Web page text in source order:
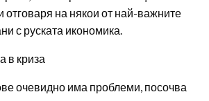
отговаря на някои от най-важните
с руската икономика.
в криза
очевидно има проблеми, посочва